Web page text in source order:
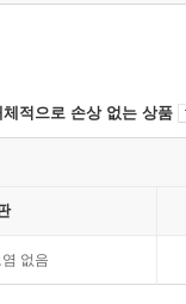
적으로 손상 없는 상품
없음